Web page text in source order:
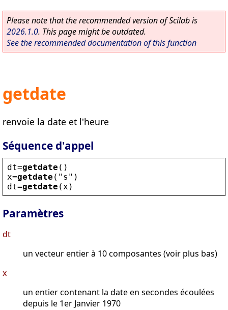
Please note that the recommended version of Scilab is
2026.1.0. This page might be outdated.
See the recommended documentation of this function
getdate
renvoie la date et l'heure
Séquence d'appel
dt=getdate ()
x=getdate ( " s " )
dt=getdate ( x )
Paramètres
dt
un vecteur entier à 10 composantes (voir plus bas)
x
un entier contenant la date en secondes écoulées
depuis le 1er Janvier 1970